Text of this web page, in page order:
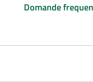
Domande